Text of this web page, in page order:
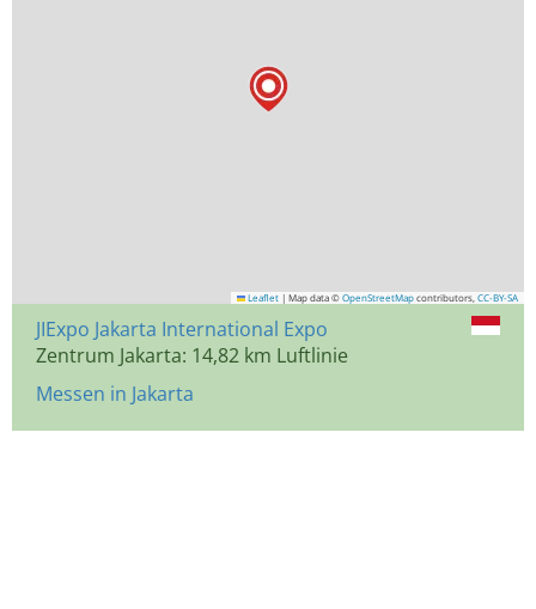
Leaflet | Map data © OpenStreetMap contributors, CC-BY-SA
JIExpo Jakarta International Expo
Zentrum Jakarta: 14,82 km Luftlinie
Messen in Jakarta